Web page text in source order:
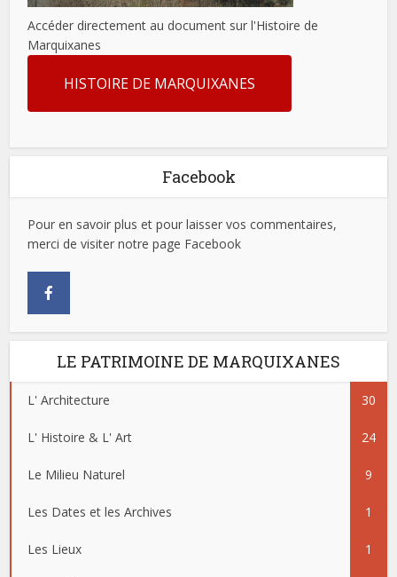
Accéder directement au document sur l'Histoire de
Marquixanes
HISTOIRE DE MARQUIXANES
Facebook
Pour en savoir plus et pour laisser vos commentaires,
merci de visiter notre page Facebook
LE PATRIMOINE DE MARQUIXANES
L' Architecture 30
L' Histoire & L' Art 24
Le Milieu Naturel 9
Les Dates et les Archives 1
Les Lieux 1